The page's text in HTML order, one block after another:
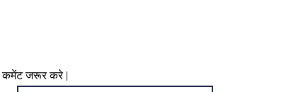
कमेंट जरूर करे |